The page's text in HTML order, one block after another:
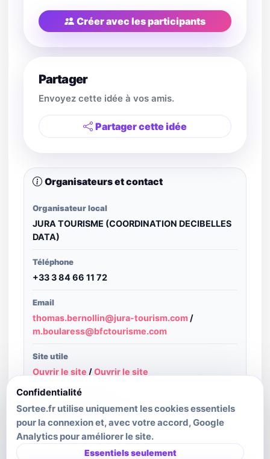
Créer avec les participants
Partager
Envoyez cette idée à vos amis.
Partager cette idée
Organisateurs et contact
Organisateur local
JURA TOURISME (COORDINATION DECIBELLES
DATA)
Téléphone
+33 3 84 66 11 72
Email
thomas.bernollin@jura-tourism.com /
m.boularess@bfctourisme.com
Site utile
Ouvrir le site /Ouvrir le site
Structure publiante
Bourgogne-Franche-Comté Tourisme -
Decibelles Data
Dernière mise à jour source
Confidentialité
Sortee.fr utilise uniquement les cookies essentiels
pour la connexion et, avec votre accord, Google
Analytics pour améliorer le site.
Essentiels seulement